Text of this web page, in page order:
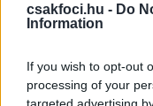
csakfoci.hu - Do
Information
If you wish to opt-out
processing of your
targeted advertising
nyilatkozott:
egyben nagyon
családhoz